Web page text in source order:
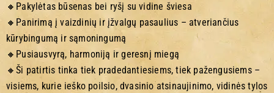
🔸Pakylėtas būsenas bei ryšį su vidine šviesa
🔸Panirimą į vaizdinių ir įžvalgų pasaulius – atveriančius
kūrybingumą ir sąmoningumą
🔸Pusiausvyrą, harmoniją ir geresnį miegą
🔸Ši patirtis tinka tiek pradedantiesiems, tiek pažengusiems –
visiems, kurie ieško poilsio, dvasinio atsinaujinimo, vidinės tylos